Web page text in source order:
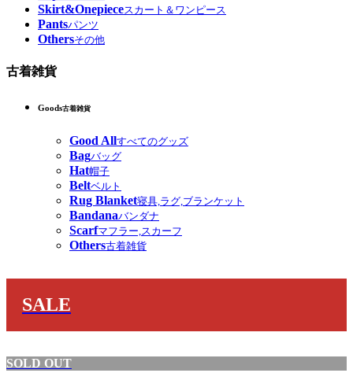
Skirt&Onepieceスカート＆ワンピース
Pantsパンツ
Othersその他
古着雑貨
Goods古着雑貨
Good Allすべてのグッズ
Bagバッグ
Hat帽子
Beltベルト
Rug Blanket寝具,ラグ,ブランケット
Bandanaバンダナ
Scarfマフラー,スカーフ
Others古着雑貨
SALE
SOLD OUT